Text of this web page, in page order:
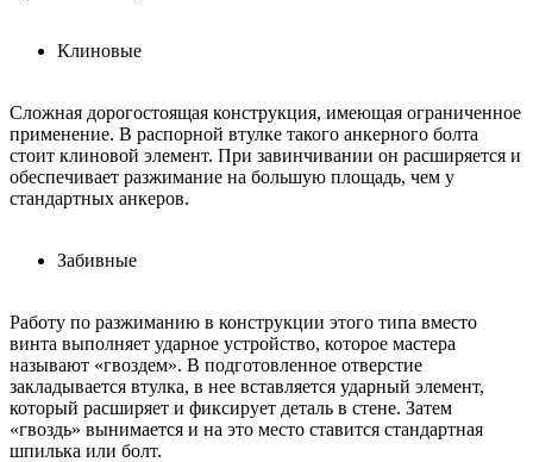
Клиновые
Сложная дорогостоящая конструкция, имеющая ограниченное
применение. В распорной втулке такого анкерного болта
стоит клиновой элемент. При завинчивании он расширяется и
обеспечивает разжимание на большую площадь, чем у
стандартных анкеров.
Забивные
Работу по разжиманию в конструкции этого типа вместо
винта выполняет ударное устройство, которое мастера
называют «гвоздем». В подготовленное отверстие
закладывается втулка, в нее вставляется ударный элемент,
который расширяет и фиксирует деталь в стене. Затем
«гвоздь» вынимается и на это место ставится стандартная
шпилька или болт.